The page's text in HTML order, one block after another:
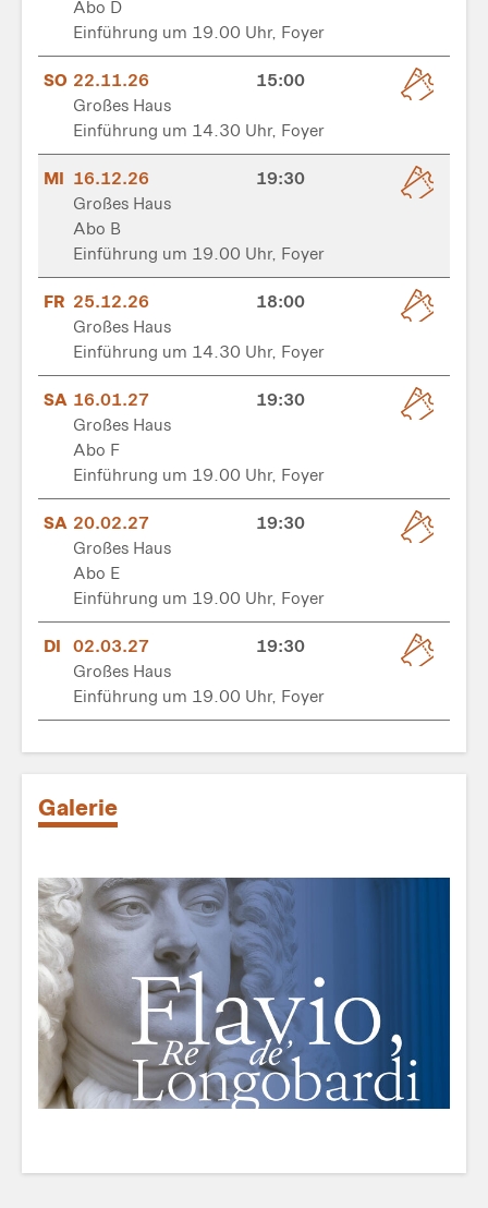
Abo D
Einführung um 19.00 Uhr, Foyer
SO 22.11.26
15:00
Großes Haus
Einführung um 14.30 Uhr, Foyer
MI 16.12.26
19:30
Großes Haus
Abo B
Einführung um 19.00 Uhr, Foyer
FR 25.12.26
18:00
Großes Haus
Einführung um 14.30 Uhr, Foyer
SA 16.01.27
19:30
Großes Haus
Abo F
Einführung um 19.00 Uhr, Foyer
SA 20.02.27
19:30
Großes Haus
Abo E
Einführung um 19.00 Uhr, Foyer
DI 02.03.27
19:30
Großes Haus
Einführung um 19.00 Uhr, Foyer
Galerie